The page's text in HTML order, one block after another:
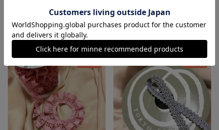
カラーラフィア
350円
青山リボン〈切り売り〉
300円